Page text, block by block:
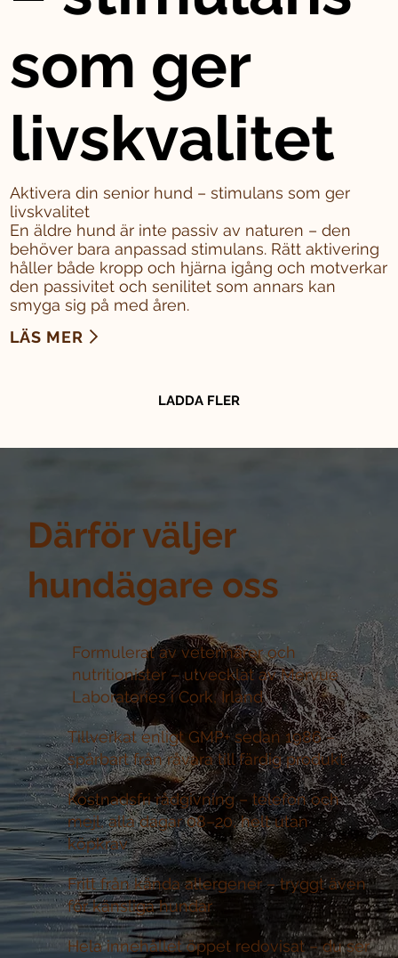
Därför väljer
hundägare oss
Formulerat av veterinärer och
nutritionister –utvecklat av Mervue
Laboratories i Cork, Irland
Tillverkat enligt GMP+ sedan 1986 –
spårbart från råvara till färdig produkt
Kostnadsfri rådgivning –telefon och
mejl, alla dagar 08–20, helt utan
köpkrav
Fritt från kända allergener –tryggt även
för känsliga hundar
Hela innehållet öppet redovisat –du ser
som ger
livskvalitet
Aktivera din senior hund – stimulans som ger
livskvalitet
En äldre hund är inte passiv av naturen – den
behöver bara anpassad stimulans. Rätt aktivering
håller både kropp och hjärna igång och motverkar
den passivitet och senilitet som annars kan
smyga sig på med åren.
LÄS MER
LADDA FLER